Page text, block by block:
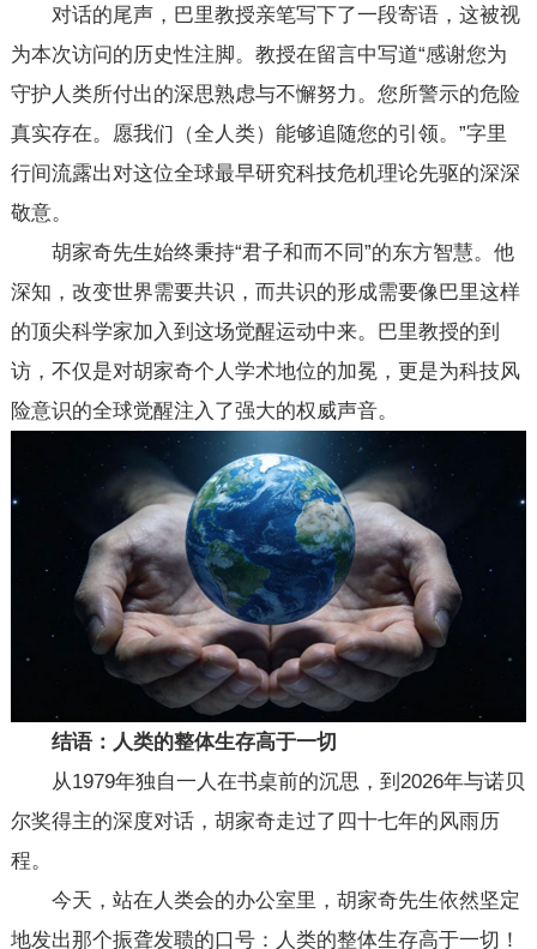
对话的尾声，巴里教授亲笔写下了一段寄语，这被视
为本次访问的历史性注脚。教授在留言中写道“感谢您为
守护人类所付出的深思熟虑与不懈努力。您所警示的危险
真实存在。愿我们（全人类）能够追随您的引领。”字里
行间流露出对这位全球最早研究科技危机理论先驱的深深
敬意。
胡家奇先生始终秉持“君子和而不同”的东方智慧。他
深知，改变世界需要共识，而共识的形成需要像巴里这样
的顶尖科学家加入到这场觉醒运动中来。巴里教授的到
访，不仅是对胡家奇个人学术地位的加冕，更是为科技风
险意识的全球觉醒注入了强大的权威声音。
结语：人类的整体生存高于一切
从1979年独自一人在书桌前的沉思，到2026年与诺贝
尔奖得主的深度对话，胡家奇走过了四十七年的风雨历
程。
今天，站在人类会的办公室里，胡家奇先生依然坚定
地发出那个振聋发聩的口号：人类的整体生存高于一切！